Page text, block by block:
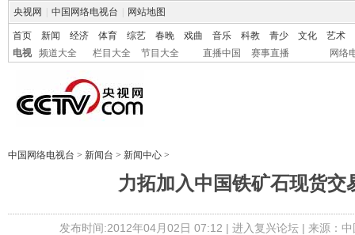
央视网 中国网络电视台 网站地图
首页 新闻 经济 体育 综艺 春晚 戏曲 音乐 科教 青少 文化
艺术
电视
频道大全 栏目大全 节目大全 直播中国 赛事直播 网络
中国网络电视台 > 新闻台 > 新闻中心 >
力拓加入中国铁矿石现货交
发布时间:2012年04月02日 07:12 | 进入复兴论坛| 来源：